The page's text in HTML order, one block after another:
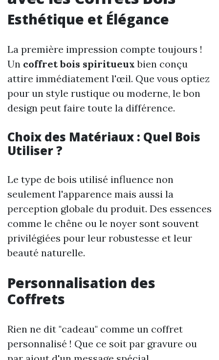
Esthétique et Élégance
La première impression compte toujours !
Un coffret bois spiritueux bien conçu
attire immédiatement l'œil. Que vous optiez
pour un style rustique ou moderne, le bon
design peut faire toute la différence.
Choix des Matériaux : Quel Bois
Utiliser ?
Le type de bois utilisé influence non
seulement l'apparence mais aussi la
perception globale du produit. Des essences
comme le chêne ou le noyer sont souvent
privilégiées pour leur robustesse et leur
beauté naturelle.
Personnalisation des
Coffrets
Rien ne dit "cadeau" comme un coffret
personnalisé ! Que ce soit par gravure ou